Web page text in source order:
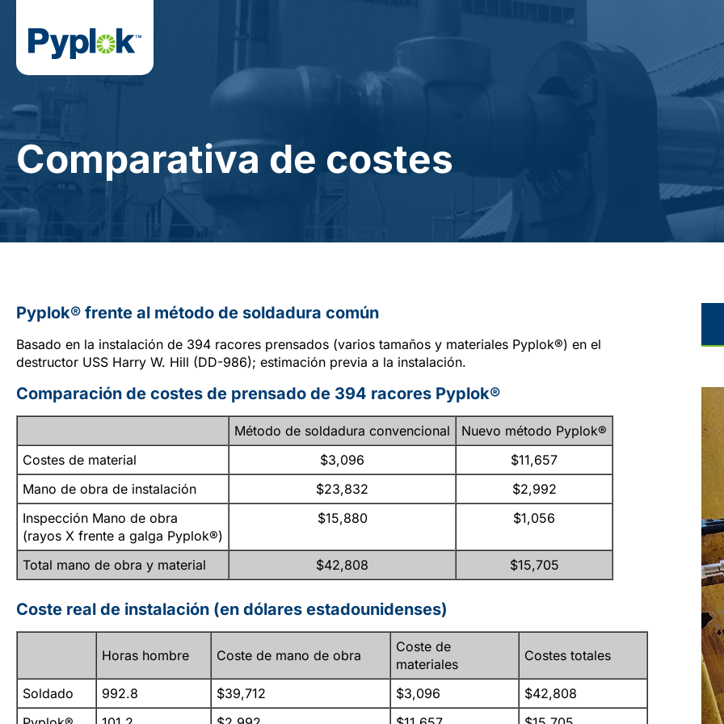
Comparativa de costes
Pyplok® frente al método de soldadura común
Basado en la instalación de 394 racores prensados (varios tamaños y materiales Pyplok®) en el
destructor USS Harry W. Hill (DD-986); estimación previa a la instalación.
Comparación de costes de prensado de 394 racores Pyplok®
Método de soldadura convencional
Nuevo método Pyplok®
Costes de material
$3,096
$11,657
Mano de obra de instalación
$23,832
$2,992
Inspección Mano de obra
(rayos X frente a galga Pyplok®)
$15,880 $1,056
Total mano de obra y material $42,808 $15,705
Coste real de instalación (en dólares estadounidenses)
Horas hombre Coste de mano de obra
Coste de
materiales
Costes totales
Soldado 992.8 $39,712 $3,096
$42,808